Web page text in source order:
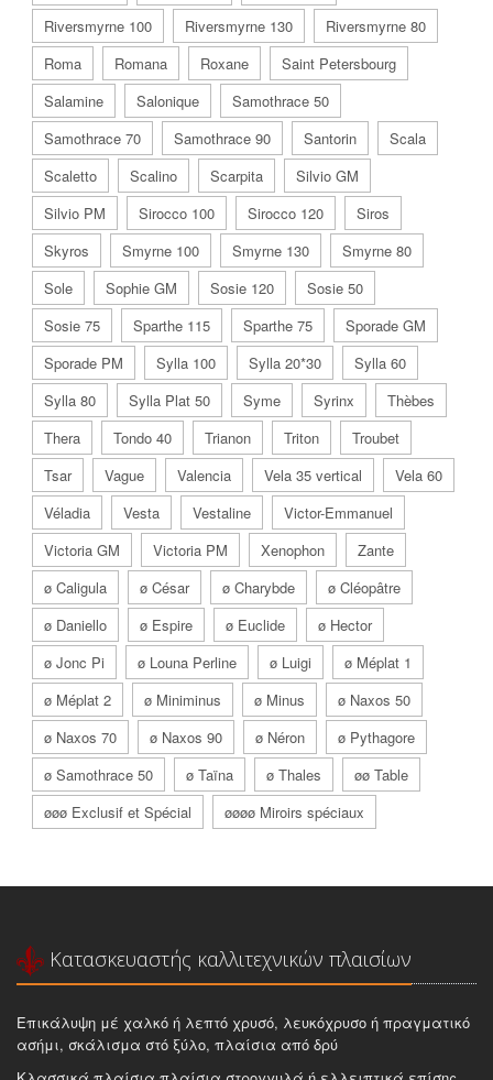
Riversmyrne 100
Riversmyrne 130
Riversmyrne 80
Roma
Romana Roxane
Saint Petersbourg
Salamine
Salonique
Samothrace 50
Samothrace 70
Samothrace 90 Santorin
Scala
Scaletto
Scalino Scarpita
Silvio GM
Silvio PM
Sirocco 100 Sirocco 120
Siros
Skyros
Smyrne 100 Smyrne 130
Smyrne 80
Sole
Sophie GM Sosie 120
Sosie 50
Sosie 75
Sparthe 115 Sparthe 75
Sporade GM
Sporade PM
Sylla 100 Sylla 20*30
Sylla 60
Sylla 80
Sylla Plat 50 Syme Syrinx
Thèbes
Thera
Tondo 40 Trianon Triton
Troubet
Tsar
Vague Valencia Vela 35 vertical
Vela 60
Véladia
Vesta Vestaline
Victor-Emmanuel
Victoria GM
Victoria PM Xenophon
Zante
ø Caligula
ø César ø Charybde
ø Cléopâtre
ø Daniello
ø Espire ø Euclide
ø Hector
ø Jonc Pi
ø Louna Perline ø Luigi
ø Méplat 1
ø Méplat 2
ø Miniminus ø Minus
ø Naxos 50
ø Naxos 70
ø Naxos 90 ø Néron
ø Pythagore
ø Samothrace 50
ø Taïna ø Thales
øø Table
øøø Exclusif et Spécial
øøøø Miroirs spéciaux
Κατασκευαστής καλλιτεχνικών πλαισίων
Επικάλυψη μέ χαλκό ή λεπτό χρυσό, λευκόχρυσο ή πραγματικό
ασήμι, σκάλισμα στό ξύλο, πλαίσια από δρύ